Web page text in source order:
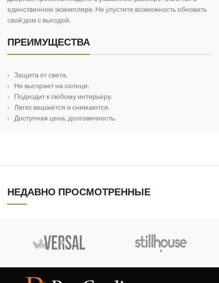
единственном экземпляре. Не упустите возможность обновить
свой дом с выгодой.
ПРЕИМУЩЕСТВА
Защита от света.
Не выгорает на солнце.
Подходит к любому интерьеру.
Легко вешаются и снимаются.
Доступная цена, долговечность.
НЕДАВНО ПРОСМОТРЕННЫЕ